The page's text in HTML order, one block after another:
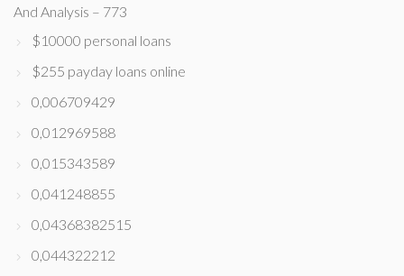
And Analysis – 773
$10000 personal loans
$255 payday loans online
0,006709429
0,012969588
0,015343589
0,041248855
0,04368382515
0,044322212